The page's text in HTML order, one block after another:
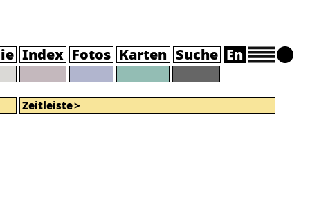
Index Fotos Karten Suche En
Zeitleiste